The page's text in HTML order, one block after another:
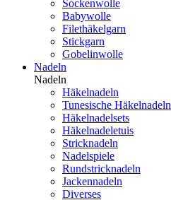
Sockenwolle
Babywolle
Filethäkelgarn
Stickgarn
Gobelinwolle
Nadeln
Nadeln
Häkelnadeln
Tunesische Häkelnadeln
Häkelnadelsets
Häkelnadeletuis
Stricknadeln
Nadelspiele
Rundstricknadeln
Jackennadeln
Diverses